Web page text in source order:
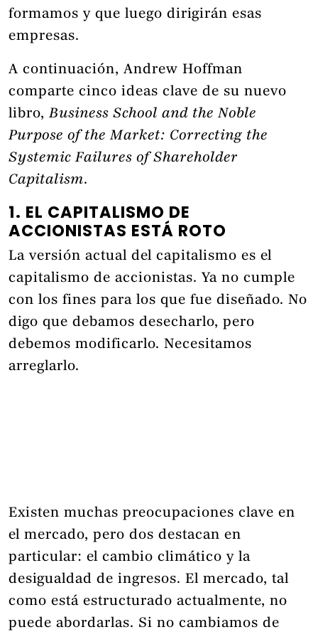
formamos y que luego dirigirán esas
empresas.
A continuación, Andrew Hoffman
comparte cinco ideas clave de su nuevo
libro,Business School and the Noble
Purpose of the Market: Correcting the
Systemic Failures of Shareholder
Capitalism.
1. EL CAPITALISMO DE
ACCIONISTAS ESTÁ ROTO
La versión actual del capitalismo es el
capitalismo de accionistas. Ya no cumple
con los fines para los que fue diseñado. No
digo que debamos desecharlo, pero
debemos modificarlo. Necesitamos
arreglarlo.
Existen muchas preocupaciones clave en
el mercado, pero dos destacan en
particular: el cambio climático y la
desigualdad de ingresos. El mercado, tal
como está estructurado actualmente, no
puede abordarlas. Si no cambiamos de